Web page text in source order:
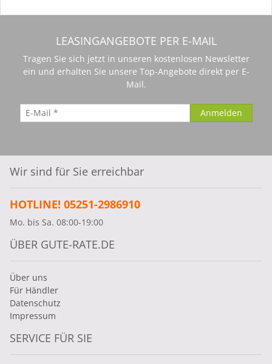
LEASINGANGEBOTE PER E-MAIL
Tragen Sie sich jetzt in unseren kostenlosen Newsletter
ein und erhalten Sie unsere Top-Angebote direkt per E-
Mail.
Wir sind für Sie erreichbar
HOTLINE! 05251-2986910
Mo. bis Sa. 08:00-19:00
ÜBER GUTE-RATE.DE
Über uns
Für Händler
Datenschutz
Impressum
SERVICE FÜR SIE